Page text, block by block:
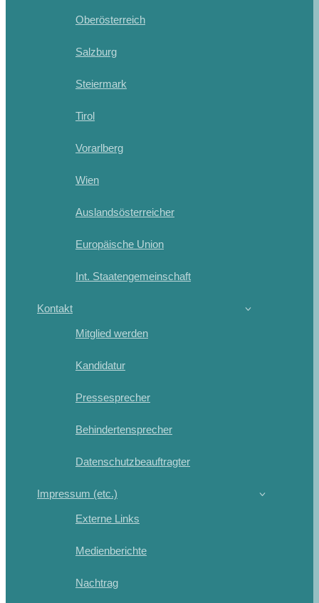
Oberösterreich
Salzburg
Steiermark
Tirol
Vorarlberg
Wien
Auslandsösterreicher
Europäische Union
Int. Staatengemeinschaft
Kontakt
Mitglied werden
Kandidatur
Pressesprecher
Behindertensprecher
Datenschutzbeauftragter
Impressum (etc.)
Externe Links
Medienberichte
Nachtrag